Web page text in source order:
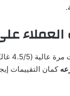
العملاء
،
كمان التقييمات